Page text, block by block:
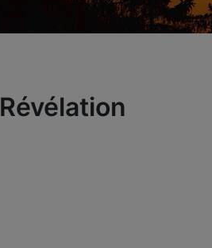
Révélation